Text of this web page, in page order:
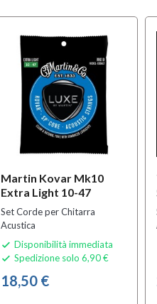
Martin Kovar Mk10
Extra Light 10-47
Set Corde per Chitarra
Acustica
 Disponibilità immediata
 Spedizione solo 6,90 €
18,50 €